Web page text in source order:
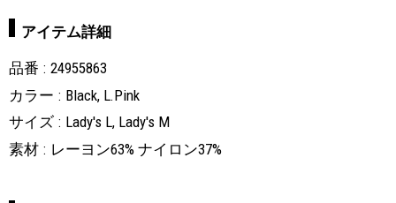
アイテム詳細
品番
24955863
カラー
Black, L.Pink
サイズ
Lady's L, Lady's M
素材
レーヨン63% ナイロン37%